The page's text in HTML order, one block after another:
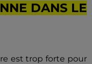
DANS LE
est trop forte pour